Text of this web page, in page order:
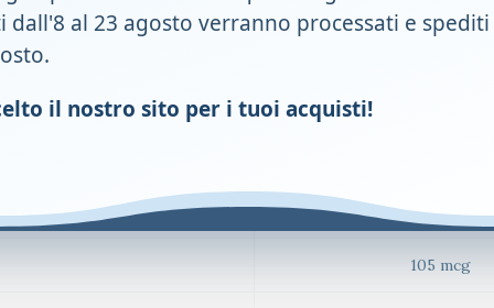
200 mcg
105 mcg
al 23 agosto verranno processati e spediti
il nostro sito per i tuoi acquisti!